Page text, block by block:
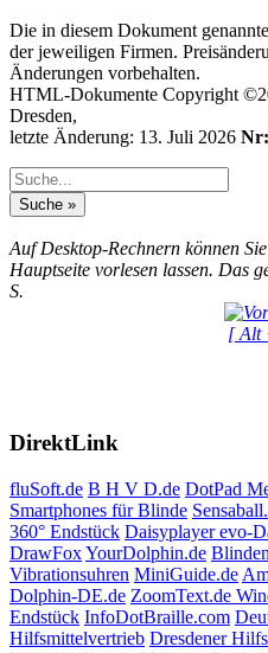
Die in diesem Dokument
der jeweiligen Firmen.
Änderungen vorbehalten.
HTML-Dokumente Copyright
Dresden,
letzte Änderung: 13. Juli 2026 Nr:
Auf Desktop-Rechnern können
Hauptseite vorlesen lassen. Das
S.
[ Alt
DirektLink
fluSoft.de B H V D.de DotPad
Smartphones für Blinde
360° Endstück Daisyplayer evo-
DrawFoxYourDolphin.de
Vibrationsuhren MiniGuide.de
Dolphin-DE.de ZoomText.de
Endstück InfoDotBraille.com
Hilfsmittelvertrieb Dresdener